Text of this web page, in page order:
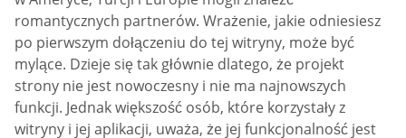
romantycznych partnerów. Wrażenie, jakie odniesiesz
po pierwszym dołączeniu do tej witryny, może być
mylące. Dzieje się tak głównie dlatego, że projekt
strony nie jest nowoczesny i nie ma najnowszych
funkcji. Jednak większość osób, które korzystały z
witryny i jej aplikacji, uważa, że jej funkcjonalność jest